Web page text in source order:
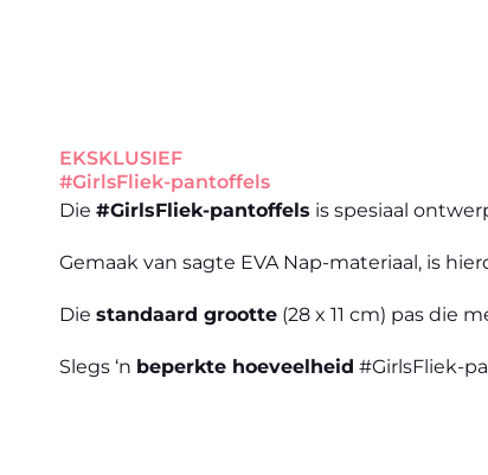
EKSKLUSIEF
#GirlsFliek-pantoffels
Die #GirlsFliek-pantoffels is spesiaal
Gemaak van sagte EVA Nap-materiaal, is
Die standaard grootte (28 x 11 cm) pas die
Slegs ‘n beperkte hoeveelheid #GirlsFliek-